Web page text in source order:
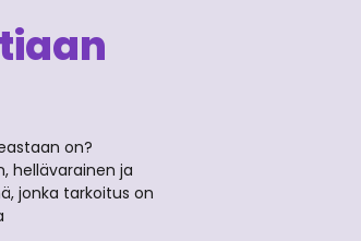
on?
hellävarainen ja
jonka tarkoitus on